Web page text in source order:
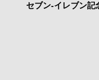
セブン-イレブン記